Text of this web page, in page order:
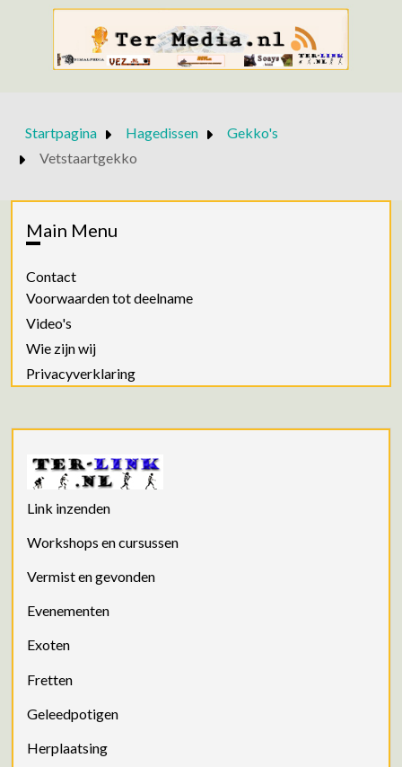
Startpagina Hagedissen
Gekko's
Vetstaartgekko
Main Menu
Contact
Voorwaarden tot deelname
Video's
Wie zijn wij
Privacyverklaring
Link inzenden
Workshops en cursussen
Vermist en gevonden
Evenementen
Exoten
Fretten
Geleedpotigen
Herplaatsing